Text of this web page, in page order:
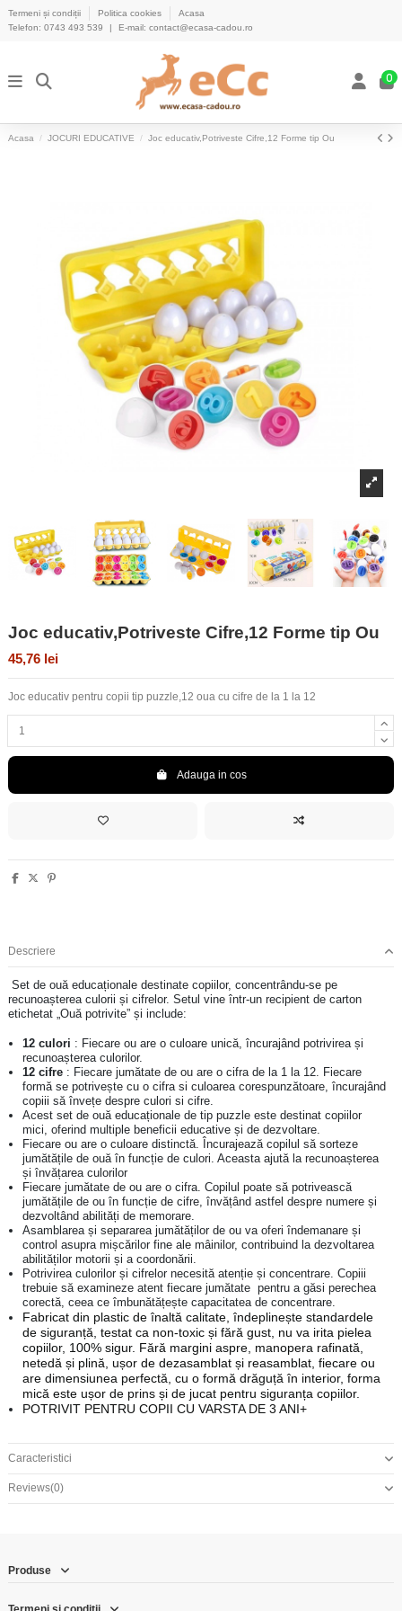
Termeni și condiții Politica cookies
Acasa
Telefon: 0743 493 539 | E-mail: contact@ecasa-cadou.ro
0
Acasa JOCURI EDUCATIVE Joc educativ,Potriveste Cifre,12 Forme tip Ou
Joc educativ,Potriveste Cifre,12 Forme tip Ou
45,76 lei
Joc educativ pentru copii tip puzzle,12 oua cu cifre de la 1 la 12
Adauga in cos
Descriere
Set de ouă educaționale destinate copiilor, concentrându-se pe
recunoașterea culorii și cifrelor. Setul vine într-un recipient de carton
etichetat „Ouă potrivite” și include:
12 culori : Fiecare ou are o culoare unică, încurajând potrivirea și
recunoașterea culorilor.
12 cifre : Fiecare jumătate de ou are o cifra de la 1 la 12. Fiecare
formă se potrivește cu o cifra si culoarea corespunzătoare, încurajând
copiii să învețe despre culori si cifre.
Acest set de ouă educaționale de tip puzzle este destinat copiilor
mici, oferind multiple beneficii educative și de dezvoltare.
Fiecare ou are o culoare distinctă. Încurajează copilul să sorteze
jumătățile de ouă în funcție de culori. Aceasta ajută la recunoașterea
și învățarea culorilor
Fiecare jumătate de ou are o cifra. Copilul poate să potrivească
jumătățile de ou în funcție de cifre, învățând astfel despre numere și
dezvoltând abilități de memorare.
Asamblarea și separarea jumătăților de ou va oferi îndemanare și
control asupra mișcărilor fine ale mâinilor, contribuind la dezvoltarea
abilităților motorii și a coordonării.
Potrivirea culorilor și cifrelor necesită atenție și concentrare. Copiii
trebuie să examineze atent fiecare jumătate pentru a găsi perechea
corectă, ceea ce îmbunătățește capacitatea de concentrare.
Fabricat din plastic de înaltă calitate, îndeplinește standardele
de siguranță, testat ca non-toxic și fără gust, nu va irita pielea
copiilor, 100% sigur. Fără margini aspre, manopera rafinată,
netedă și plină, ușor de dezasamblat și reasamblat, fiecare ou
are dimensiunea perfectă, cu o formă drăguță în interior, forma
mică este ușor de prins și de jucat pentru siguranța copiilor.
POTRIVIT PENTRU COPII CU VARSTA DE 3 ANI+
Caracteristici
Reviews(0)
Produse